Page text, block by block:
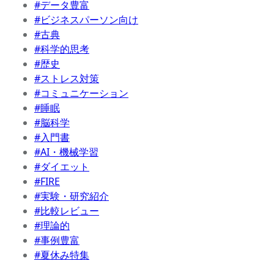
#データ豊富
#ビジネスパーソン向け
#古典
#科学的思考
#歴史
#ストレス対策
#コミュニケーション
#睡眠
#脳科学
#入門書
#AI・機械学習
#ダイエット
#FIRE
#実験・研究紹介
#比較レビュー
#理論的
#事例豊富
#夏休み特集